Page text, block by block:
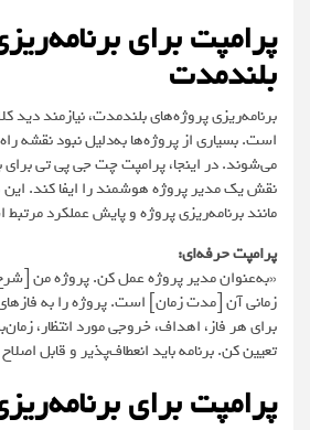
پرامپت برای
بلندمدت
برنامه‌ریزی پروژه‌های بلندمدت، نیازمند دید
است. بسیاری از پروژه‌ها به‌دلیل نبود نقشه
می‌شوند. در اینجا، پرامپت چت جی پی تی برای
نقش یک مدیر پروژه هوشمند را ایفا کند.
مانند برنامه‌ریزی پروژه و پایش عملکرد
پرامپت حرفه‌ای:
«به‌عنوان مدیر پروژه عمل کن. پروژه من
زمانی آن [مدت زمان] است. پروژه را به
برای هر فاز، اهداف، خروجی مورد انتظار،
تعیین کن. برنامه باید انعطاف‌پذیر و قابل
پرامپت برای